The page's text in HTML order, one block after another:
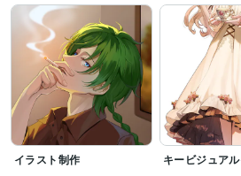
Adobe Photoshop:12年Live2D:8年
nizima LIVE:8年
得意分野
デザイン制作 イラスト・漫画 LIVE２Dモ
イラスト Live2D 立ち絵 Vtuber キャラデザ
学歴
中国中央芸術学院 (中国で最も権威がある美術
月
イラスト制作 キービジュア